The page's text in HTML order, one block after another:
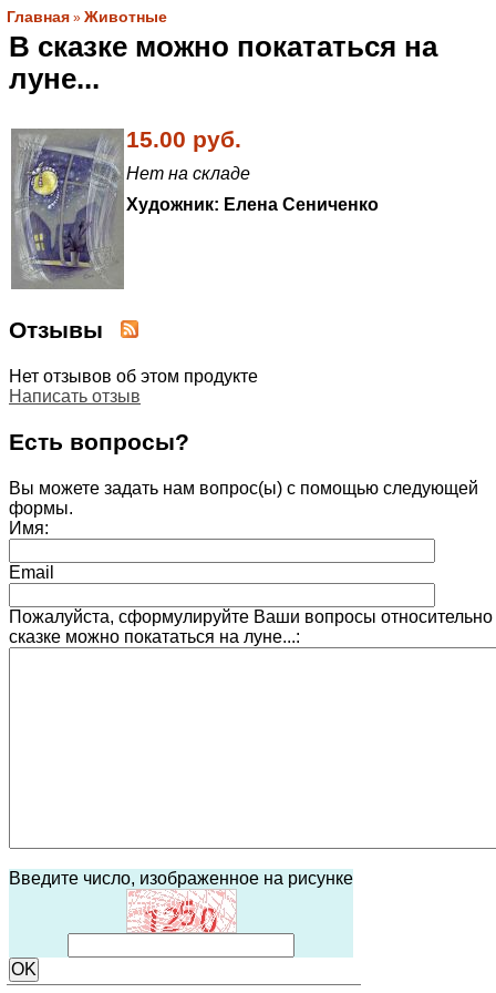
Главная » Животные
В сказке можно покататься на
луне...
15.00 руб.
Нет на складе
Художник: Елена Сениченко
Отзывы
Нет отзывов об этом продукте
Написать отзыв
Есть вопросы?
Вы можете задать нам вопрос(ы) с помощью следующей
формы.
Имя:
Email
Пожалуйста, сформулируйте Ваши вопросы
сказке можно покататься на луне...:
Введите число, изображенное на рисунке